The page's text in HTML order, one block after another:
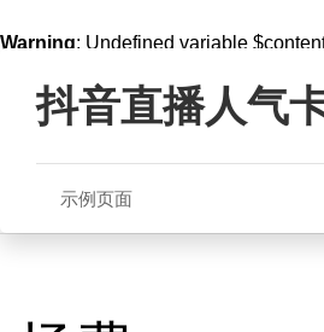
Warning: Undefined variable
content抖音直播人气
示例页面